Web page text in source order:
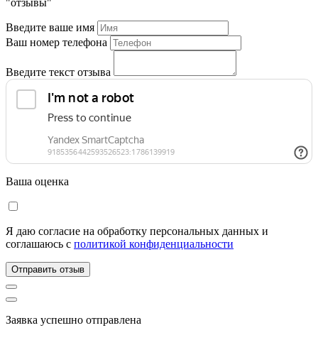
Введите ваше имя
Ваш номер телефона
Введите текст отзыва
Ваша оценка
Я даю согласие на обработку персональных данных и
соглашаюсь c политикой конфиденциальности
Отправить отзыв
Заявка успешно отправлена